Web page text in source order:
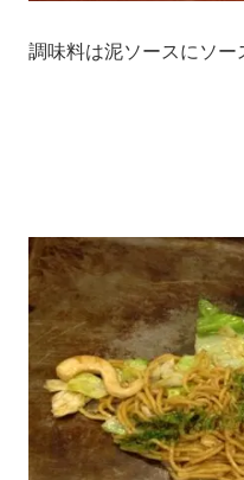
調味料は泥ソースにソー